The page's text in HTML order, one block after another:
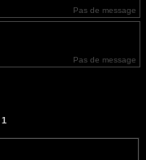
Pas de message
Pas de message
1